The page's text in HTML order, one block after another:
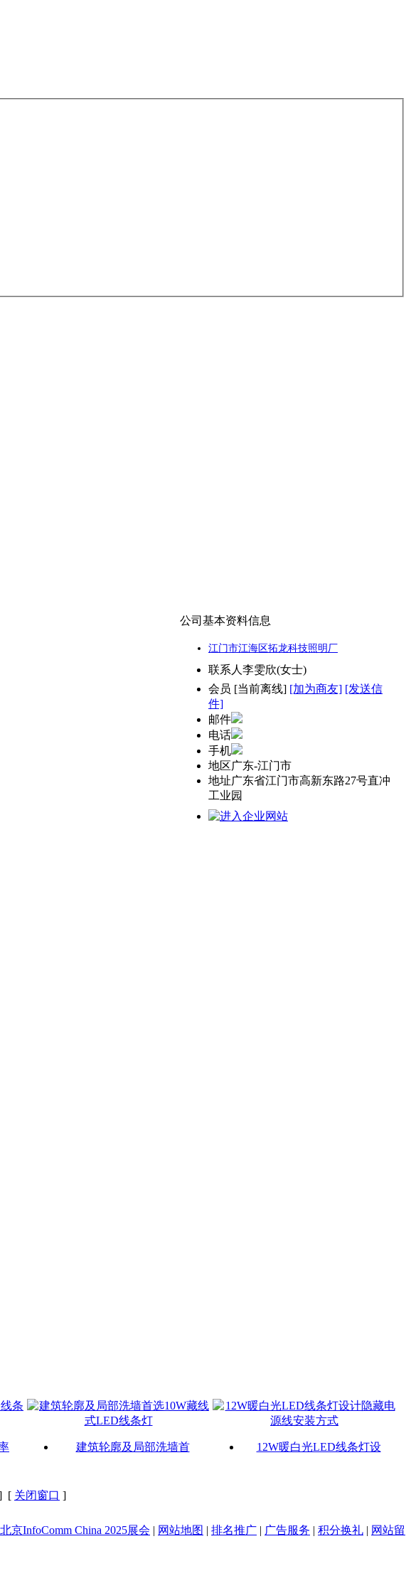
公司基本资料信息
江门市江海区拓龙科技照明厂
联系人李雯欣(女士)
会员 [当前离线] [加为商友] [发送信
件]
邮件
电话
手机
地区广东-江门市
地址广东省江门市高新东路27号直冲
工业园
建筑轮廓及局部洗墙首 12W暖白光LED线条灯设
[ 关闭窗口 ]
北京InfoComm China 2025展会 网站地图 排名推广 广告服务 积分换礼
网站留